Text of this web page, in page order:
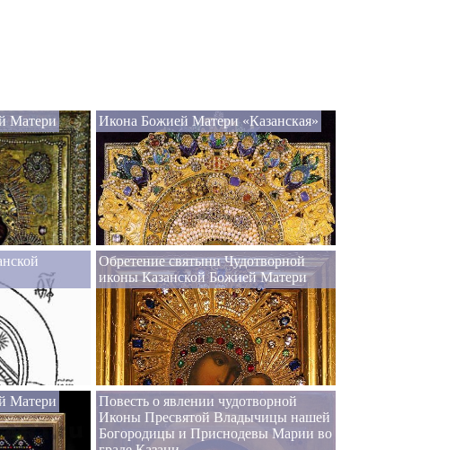
Матери Икона Божией Матери «Казанская»
Обретение святыни Чудотворной
иконы Казанской Божией Матери
Матери
Повесть о явлении чудотворной
Иконы Пресвятой Владычицы нашей
Богородицы и Приснодевы Марии во